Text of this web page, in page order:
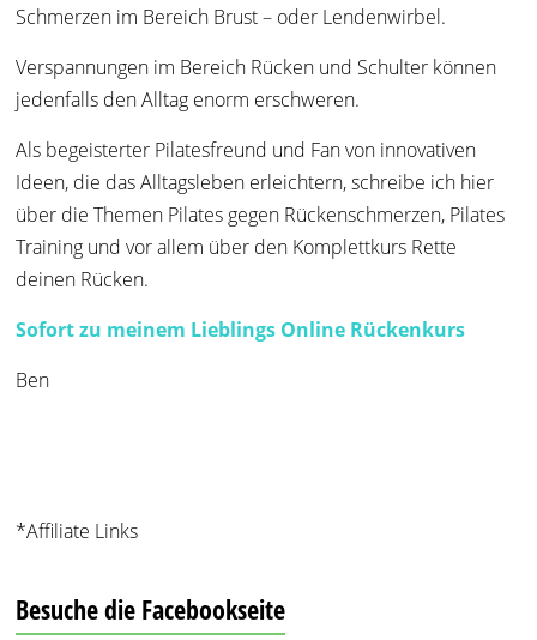
Schmerzen im Bereich Brust – oder Lendenwirbel.
Verspannungen im Bereich Rücken und Schulter können
jedenfalls den Alltag enorm erschweren.
Als begeisterter Pilatesfreund und Fan von innovativen
Ideen, die das Alltagsleben erleichtern, schreibe ich hier
über die Themen Pilates gegen Rückenschmerzen, Pilates
Training und vor allem über den Komplettkurs Rette
deinen Rücken.
Sofort zu meinem Lieblings Online Rückenkurs
Ben
*Affiliate Links
Besuche die Facebookseite